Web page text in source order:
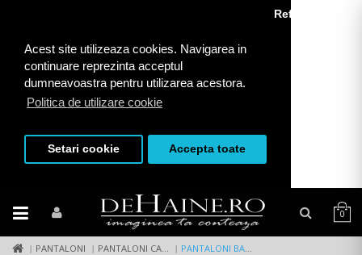
Acest site utilizeaza cookies. Navigarea in
continuare reprezinta acceptul
dumneavoastra pentru utilizarea acestora.
Politica de utilizare cookie
Refuza toate
Setari cookie Accepta toate
0
PANTALONI PANTALONI CASUAL PANTALONI BARBATI CASUAL REGULAR FIT IN CAROURI B1738 B4-4